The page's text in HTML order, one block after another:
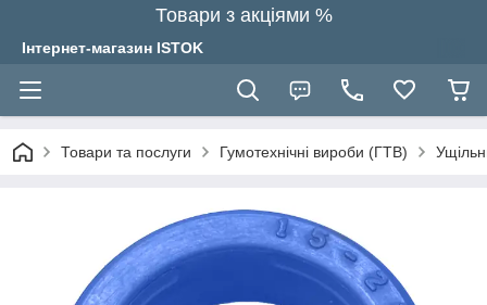
Товари з акціями %
Інтернет-магазин ISTOK
Товари та послуги Гумотехнічні вироби (ГТВ)